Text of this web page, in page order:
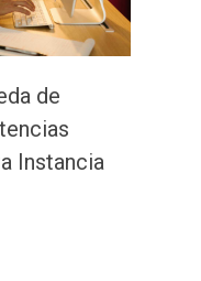
de
Instancia